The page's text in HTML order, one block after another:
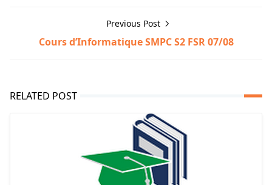
Previous Post
Cours d’Informatique SMPC S2 FSR 07/08
RELATED POST